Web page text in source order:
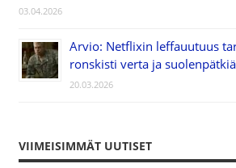
03.04.2026
Arvio: Netflixin leffauutuus
ronskisti verta ja suolenpätkiä
20.03.2026
VIIMEISIMMÄT UUTISET